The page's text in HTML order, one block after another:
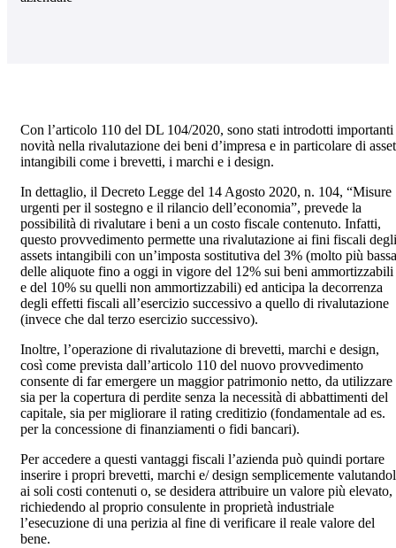
Con l’articolo 110 del DL 104/2020, sono stati introdotti importanti
novità nella rivalutazione dei beni d’impresa e in particolare di
intangibili come i brevetti, i marchi e i design.
In dettaglio, il Decreto Legge del 14 Agosto 2020, n. 104, “Misure
urgenti per il sostegno e il rilancio dell’economia”, prevede la
possibilità di rivalutare i beni a un costo fiscale contenuto. Infatti,
questo provvedimento permette una rivalutazione ai fini fiscali degli
assets intangibili con un’imposta sostitutiva del 3% (molto più bassa
delle aliquote fino a oggi in vigore del 12% sui beni ammortizzabili
e del 10% su quelli non ammortizzabili) ed anticipa la decorrenza
degli effetti fiscali all’esercizio successivo a quello di rivalutazione
(invece che dal terzo esercizio successivo).
Inoltre, l’operazione di rivalutazione di brevetti, marchi e design,
così come prevista dall’articolo 110 del nuovo provvedimento
consente di far emergere un maggior patrimonio netto, da utilizzare
sia per la copertura di perdite senza la necessità di abbattimenti del
capitale, sia per migliorare il rating creditizio (fondamentale ad es.
per la concessione di finanziamenti o fidi bancari).
Per accedere a questi vantaggi fiscali l’azienda può quindi portare
inserire i propri brevetti, marchi e/ design semplicemente
ai soli costi contenuti o, se desidera attribuire un valore più elevato,
richiedendo al proprio consulente in proprietà industriale
l’esecuzione di una perizia al fine di verificare il reale valore del
bene.